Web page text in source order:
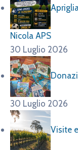
Nicola APS
30 Luglio 2026
30 Luglio 2026
Visite